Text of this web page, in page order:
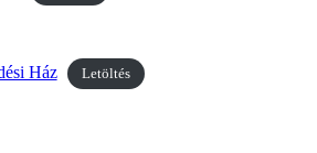
Ház
Letöltés